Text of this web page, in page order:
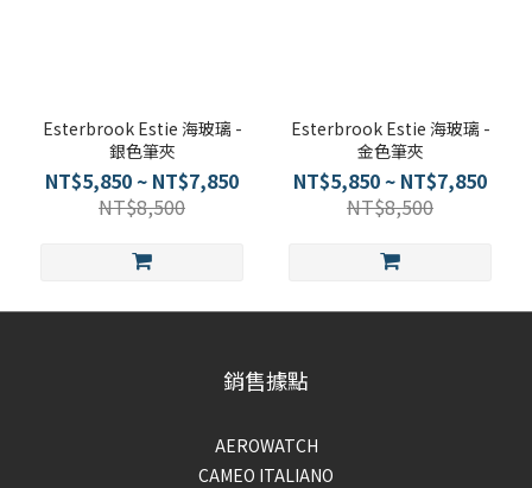
Esterbrook Estie 海玻璃 -
銀色筆夾
NT$5,850 ~ NT$7,850
NT$8,500
Esterbrook Estie 海玻璃 -
金色筆夾
NT$5,850 ~ NT$7,850
NT$8,500
銷售據點
AEROWATCH
CAMEO ITALIANO